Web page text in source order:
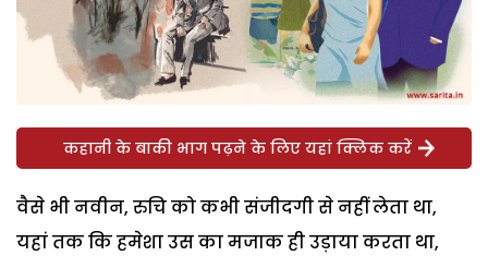
कहानी के बाकी भाग पढ़ने के लिए यहां क्लिक करें
वैसे भी नवीन, रुचि को कभी संजीदगी से नहीं लेता था,
यहां तक कि हमेशा उस का मजाक ही उड़ाया करता था,